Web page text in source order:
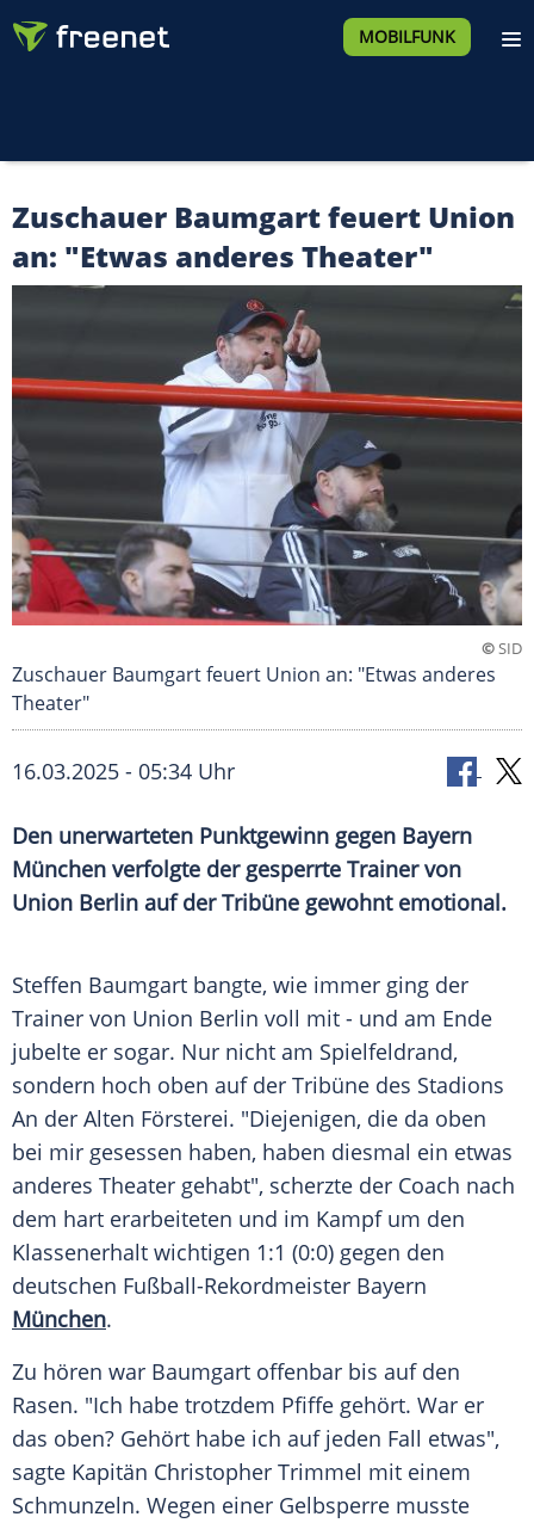
MOBILFUNK
Zuschauer Baumgart feuert Union
an: "Etwas anderes Theater"
©SID
Zuschauer Baumgart feuert Union an: "Etwas anderes
Theater"
16.03.2025 - 05:34 Uhr
Den unerwarteten Punktgewinn gegen Bayern
München verfolgte der gesperrte Trainer von
Union Berlin auf der Tribüne gewohnt emotional.
Steffen Baumgart bangte, wie immer ging der
Trainer von Union Berlin voll mit - und am Ende
jubelte er sogar. Nur nicht am Spielfeldrand,
sondern hoch oben auf der Tribüne des Stadions
An der Alten Försterei. "Diejenigen, die da oben
bei mir gesessen haben, haben diesmal ein etwas
anderes Theater gehabt", scherzte der Coach nach
dem hart erarbeiteten und im Kampf um den
Klassenerhalt wichtigen 1:1 (0:0) gegen den
deutschen Fußball-Rekordmeister Bayern
München.
Zu hören war Baumgart offenbar bis auf den
Rasen. "Ich habe trotzdem Pfiffe gehört. War er
das oben? Gehört habe ich auf jeden Fall etwas",
sagte Kapitän Christopher Trimmel mit einem
Schmunzeln. Wegen einer Gelbsperre musste